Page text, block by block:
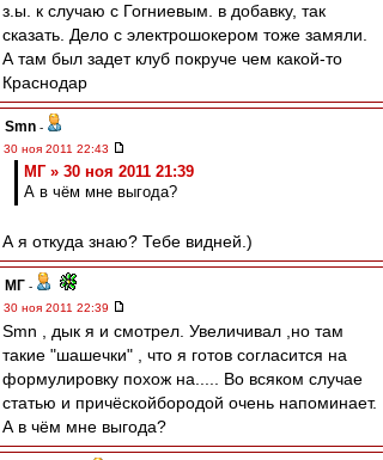
з.ы. к случаю с Гогниевым. в добавку, так
сказать. Дело с электрошокером тоже замяли.
А там был задет клуб покруче чем какой-то
Краснодар
Smn -
30 ноя 2011 22:43
МГ » 30 ноя 2011 21:39
А в чём мне выгода?
А я откуда знаю? Тебе видней.)
МГ -
30 ноя 2011 22:39
Smn , дык я и смотрел. Увеличивал ,но там
такие "шашечки" , что я готов согласится на
формулировку похож на..... Во всяком случае
статью и причёскойбородой очень напоминает.
А в чём мне выгода?